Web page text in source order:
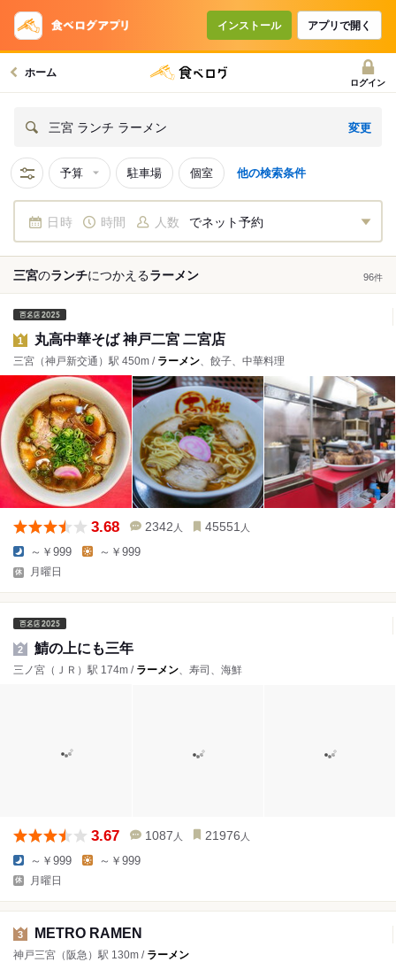
インストール アプリで開く
ホーム
ログイン
三宮 ランチ ラーメン 変更
予算 駐車場 個室 他の検索条件
日時 時間 人数 でネット予約
三宮のランチにつかえるラーメン 96件
1 丸高中華そば 神戸二宮 二宮店
三宮（神戸新交通）駅 450m / ラーメン、餃子、中華料理
3.68 2342 人 45551 人
～￥999 ～￥999
月曜日
2 鯖の上にも三年
三ノ宮（ＪＲ）駅 174m / ラーメン、寿司、海鮮
3.67 1087 人 21976 人
～￥999 ～￥999
月曜日
3 METRO RAMEN
神戸三宮（阪急）駅 130m / ラーメン